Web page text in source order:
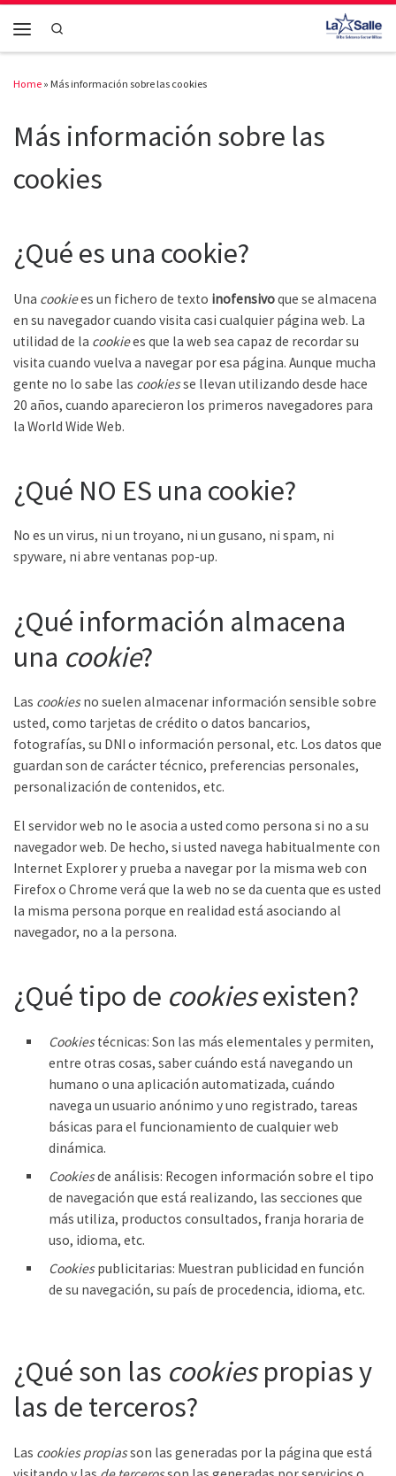
Skip to content
Home » Más información sobre las cookies
Más información sobre las
cookies
¿Qué es una cookie?
Una cookiees un fichero de texto inofensivoque se almacena
en su navegador cuando visita casi cualquier página web. La
utilidad de la cookiees que la web sea capaz de recordar su
visita cuando vuelva a navegar por esa página. Aunque mucha
gente no lo sabe las cookiesse llevan utilizando desde hace
20 años, cuando aparecieron los primeros navegadores para
la World Wide Web.
¿Qué NO ES una cookie?
No es un virus, ni un troyano, ni un gusano, ni spam, ni
spyware, ni abre ventanas pop-up.
¿Qué información almacena
una cookie?
Las cookiesno suelen almacenar información sensible sobre
usted, como tarjetas de crédito o datos bancarios,
fotografías, su DNI o información personal, etc. Los datos que
guardan son de carácter técnico, preferencias personales,
personalización de contenidos, etc.
El servidor web no le asocia a usted como persona si no a su
navegador web. De hecho, si usted navega habitualmente con
Internet Explorer y prueba a navegar por la misma web con
Firefox o Chrome verá que la web no se da cuenta que es usted
la misma persona porque en realidad está asociando al
navegador, no a la persona.
¿Qué tipo de cookiesexisten?
Cookiestécnicas: Son las más elementales y permiten,
entre otras cosas, saber cuándo está navegando un
humano o una aplicación automatizada, cuándo
navega un usuario anónimo y uno registrado, tareas
básicas para el funcionamiento de cualquier web
dinámica.
Cookiesde análisis: Recogen información sobre el tipo
de navegación que está realizando, las secciones que
más utiliza, productos consultados, franja horaria de
uso, idioma, etc.
Cookiespublicitarias: Muestran publicidad en función
de su navegación, su país de procedencia, idioma, etc.
¿Qué son las cookiespropias y
las de terceros?
Las cookies propiasson las generadas por la página que está